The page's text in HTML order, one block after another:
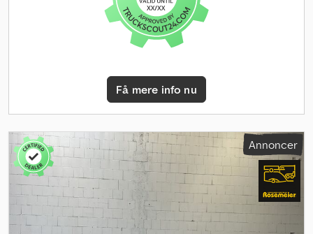
belastbare med 1.000 daN Robuste indvendige spændelåse
Baklygter Automatisk støttehjul Indfældet baglygtesystem med
ekstra beskyttelsesramme Omkransende hængsler med lille krog
til fastgørelse af lastsikringsnet Holdestropper på bagklappen til
Første indregistrering: 10.10.204 Værkstedsinspektion udført Efter
ønske kan levering ske med ny syn (TÜV) Tilgængeligt
ekstraudstyr og muligheder: - Ekstra manuelle støtteben bag
netkroge monteret på siden - Lastsikringsnet - Værktøjskasse -
Indregistrering af traileren hos myndighederne
Få mere info nu
Annoncer